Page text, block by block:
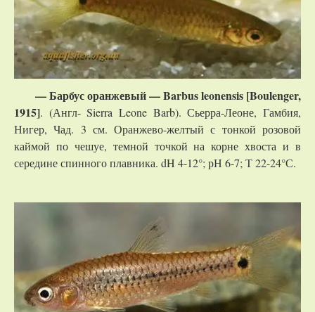
—Барбусоранжевый— Barbus leonensis [Boulenger,
1915]. (Англ- Sierra Leone Barb). Сьерра-Леоне, Гамбия,
Нигер, Чад. 3 см. Оранжево-желтый с тонкой розовой
каймой по чешуе, темной точкой на корне хвоста и в
середине спинного плавника. dH 4-12°; рН 6-7; Т 22-24°С.